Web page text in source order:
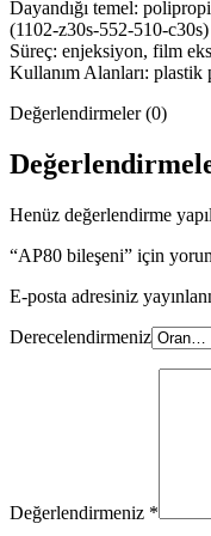
Dayandığı temel:
(1102-z30s-552-510-c30s)
Süreç: enjeksiyon, film
Kullanım Alanları: plastik
Değerlendirmeler (0)
Henüz değerlendirme
“AP80 bileşeni” için
E-posta adresiniz
Derecelendirmeniz
Değerlendirmeniz *